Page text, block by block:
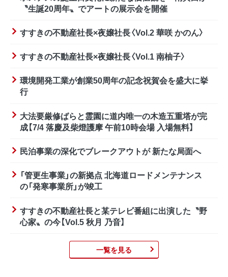
〝生誕20周年〟でアートの展示会を開催
すすきの不動産社長×夜嬢社長〈Vol.2 華咲 かのん〉
すすきの不動産社長×夜嬢社長〈Vol.1 南柚子〉
環境開発工業が創業50周年の記念祝賀会を盛大に挙
行
大法要厳修ばらと霊園に道内唯一の木造五重塔が完
成【7/4 落慶及柴燈護摩 午前10時会場 入場無料】
民泊事業の深化でブレークアウトが 新たな局面へ
「管更生事業」の新拠点 北海道ロードメンテナンス
の「発寒事業所」が竣工
すすきの不動産社長と某テレビ番組に出演した〝野
心家〟の今【Vol.5 秋月 乃音】
一覧を見る